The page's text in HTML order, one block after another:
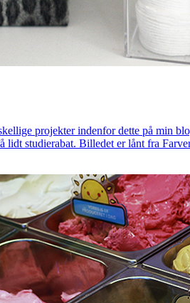
projekter indenfor dette på min
lidt studierabat. Billedet er lånt fra